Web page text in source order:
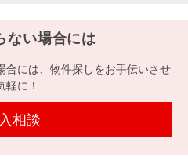
ない場合には
合には、物件探しをお手伝いさせ
軽に！
相談